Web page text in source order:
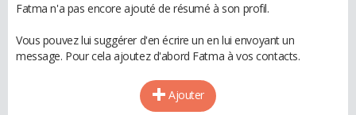
Fatma n'a pas encore ajouté de résumé à son profil.
Vous pouvez lui suggérer d'en écrire un en lui envoyant un
message. Pour cela ajoutez d'abord Fatma à vos contacts.
Ajouter